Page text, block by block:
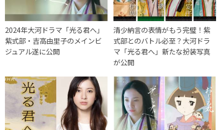
2024年大河ドラマ「光る君へ」
紫式部・吉高由里子のメインビ
ジュアル遂に公開
清少納言の表情がもう完璧！紫
式部とのバトル必至？大河ドラ
マ「光る君へ」新たな扮装写真
が公開